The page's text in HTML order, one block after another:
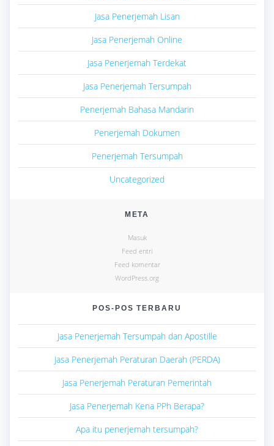
Jasa Penerjemah Lisan
Jasa Penerjemah Online
Jasa Penerjemah Terdekat
Jasa Penerjemah Tersumpah
Penerjemah Bahasa Mandarin
Penerjemah Dokumen
Penerjemah Tersumpah
Uncategorized
META
Masuk
Feed entri
Feed komentar
WordPress.org
POS-POS TERBARU
Jasa Penerjemah Tersumpah dan Apostille
Jasa Penerjemah Peraturan Daerah (PERDA)
Jasa Penerjemah Peraturan Pemerintah
Jasa Penerjemah Kena PPh Berapa?
Apa itu penerjemah tersumpah?